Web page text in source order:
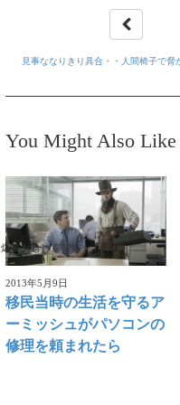
見事ななりきり具合・・人間椅子で脅
You Might Also Like
爆笑おもしろ映像
2013年5月9日
移民当時の生活を守るア
ーミッシュがパソコンの
修理を頼まれたら